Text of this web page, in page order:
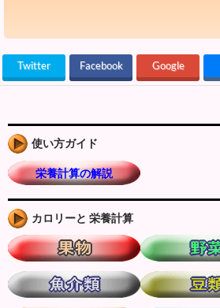
Twitter Facebook Google
使い方ガイド
栄養計算の解説
カロリーと 栄養計算